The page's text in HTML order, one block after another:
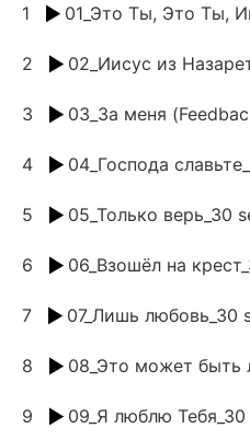
1 01_Это Ты, Это Ты,
2 02_Иисус из
3 03_За меня
4 04_Господа
5 05_Только верь_30
6 06_Взошёл на
7 07_Лишь любовь_30
8 08_Это может быть
9 09_Я люблю Тебя_30